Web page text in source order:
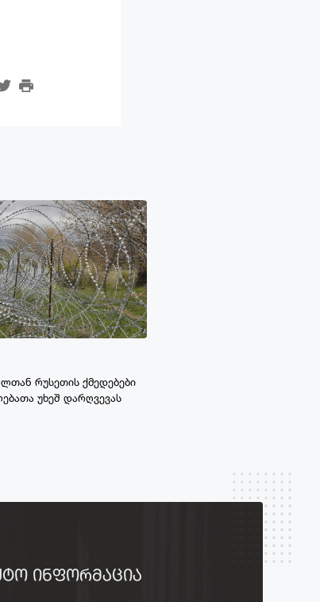
რუსეთის ქმედებები
უხეშ დარღვევას
ᲘᲜᲤᲝᲠᲛᲐᲪᲘᲐ